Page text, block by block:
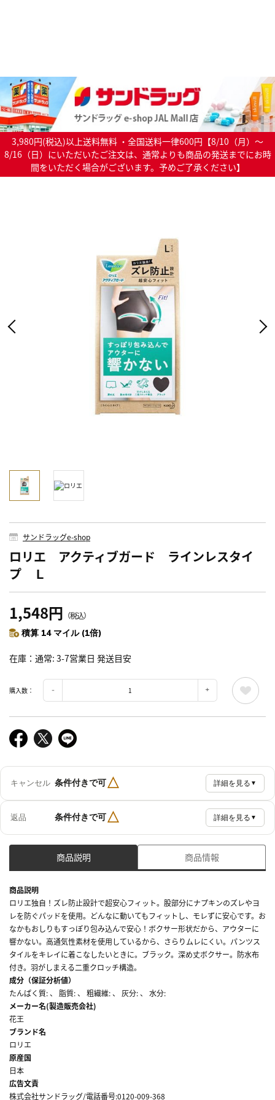
3,980円(税込)以上送料無料 ・全国送料一律600円【8/10（月）～
8/16（日）にいただいたご注文は、通常よりも商品の発送までにお時
間をいただく場合がございます。予めご了承ください】
サンドラッグe-shop
ロリエ アクティブガード ラインレスタイ
プ Ｌ
1,548円 （税込）
積算 14 マイル (1倍)
在庫 通常: 3-7営業日 発送目安
購入数：
キャンセル 条件付きで可△ 詳細を見る ▼
返品 条件付きで可△ 詳細を見る ▼
商品説明 商品情報
商品説明
ロリエ独自！ズレ防止設計で超安心フィット。股部分にナプキンのズレやヨ
レを防ぐパッドを使用。どんなに動いてもフィットし、モレずに安心です。お
なかもおしりもすっぽり包み込んで安心！ボクサー形状だから、アウターに
響かない。高通気性素材を使用しているから、さらりムレにくい。パンツス
タイルをキレイに着こなしたいときに。ブラック。深め丈ボクサー。防水布
付き。羽がしまえる二重クロッチ構造。
成分（保証分析値）
たんぱく質: 、 脂質: 、 粗繊維: 、 灰分: 、 水分:
メーカー名(製造販売会社)
花王
ブランド名
ロリエ
原産国
日本
広告文責
株式会社サンドラッグ/電話番号:0120-009-368